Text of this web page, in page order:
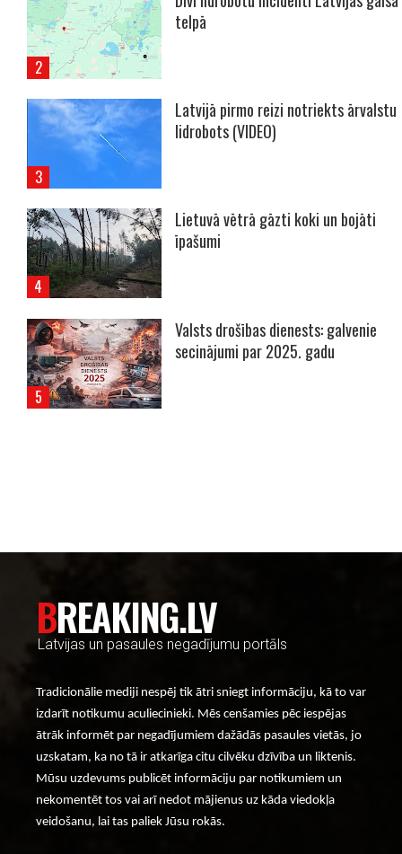
telpā
Latvijā pirmo reizi notriekts ārvalstu
lidrobots (VIDEO)
Lietuvā vētrā gāzti koki un bojāti
īpašumi
Valsts drošības dienests: galvenie
secinājumi par 2025. gadu
BREAKING.LV
Latvijas un pasaules negadījumu portāls
Tradicionālie mediji nespēj tik ātri sniegt informāciju, kā to var
izdarīt notikumu aculiecinieki. Mēs cenšamies pēc iespējas
ātrāk informēt par negadījumiem dažādās pasaules vietās, jo
uzskatam, ka no tā ir atkarīga citu cilvēku dzīvība un liktenis.
Mūsu uzdevums publicēt informāciju par notikumiem un
nekomentēt tos vai arī nedot mājienus uz kāda viedokļa
veidošanu, lai tas paliek Jūsu rokās.